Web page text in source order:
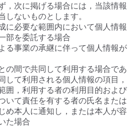
，次に掲げる場合には，当該情報
ないものとします。
に必要な範囲内において個人情報
部を委託する場合
る事業の承継に伴って個人情報が
の間で共同して利用する場合であ
して利用される個人情報の項目，
囲，利用する者の利用目的および
いて責任を有する者の氏名または
め本人に通知し，または本人が容
た場合